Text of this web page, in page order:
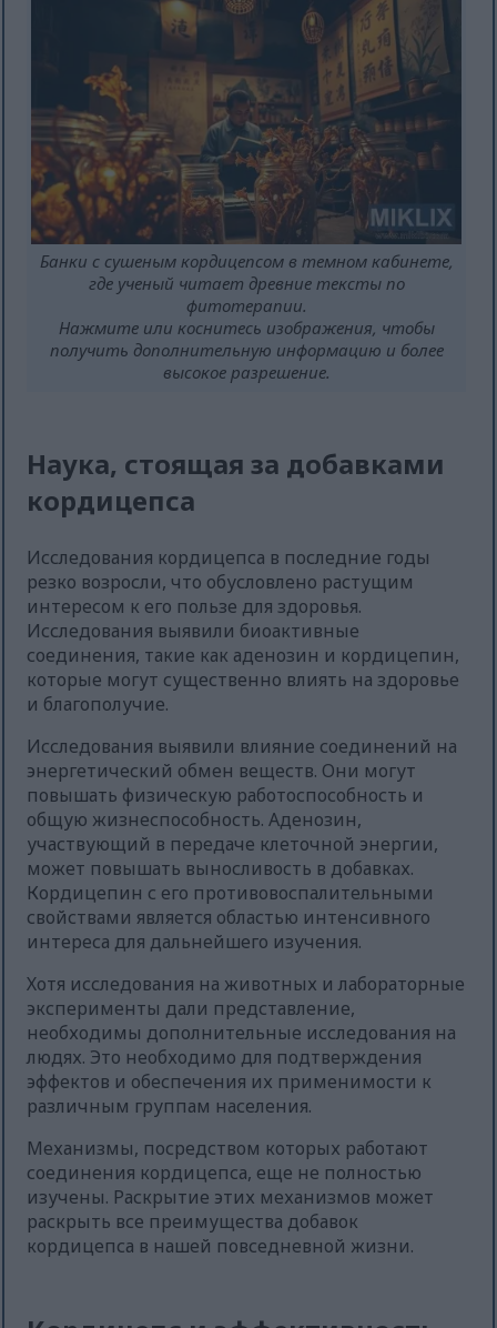
Банки с сушеным кордицепсом в темном кабинете,
где ученый читает древние тексты по
фитотерапии.
Нажмите или коснитесь изображения, чтобы
получить дополнительную информацию и более
высокое разрешение.
Наука, стоящая за добавками
кордицепса
Исследования кордицепса в последние годы
резко возросли, что обусловлено растущим
интересом к его пользе для здоровья.
Исследования выявили биоактивные
соединения, такие как аденозин и кордицепин,
которые могут существенно влиять на здоровье
и благополучие.
Исследования выявили влияние соединений на
энергетический обмен веществ. Они могут
повышать физическую работоспособность и
общую жизнеспособность. Аденозин,
участвующий в передаче клеточной энергии,
может повышать выносливость в добавках.
Кордицепин с его противовоспалительными
свойствами является областью интенсивного
интереса для дальнейшего изучения.
Хотя исследования на животных и лабораторные
эксперименты дали представление,
необходимы дополнительные исследования на
людях. Это необходимо для подтверждения
эффектов и обеспечения их применимости к
различным группам населения.
Механизмы, посредством которых работают
соединения кордицепса, еще не полностью
изучены. Раскрытие этих механизмов может
раскрыть все преимущества добавок
кордицепса в нашей повседневной жизни.